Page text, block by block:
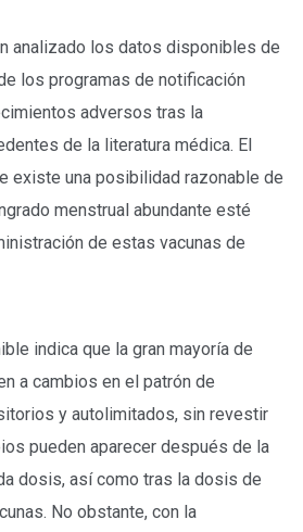
analizado los datos disponibles de
los programas de notificación
adversos tras la
de la literatura médica. El
existe una posibilidad razonable de
menstrual abundante esté
de estas vacunas de
indica que la gran mayoría de
a cambios en el patrón de
y autolimitados, sin revestir
pueden aparecer después de la
dosis, así como tras la dosis de
No obstante, con la